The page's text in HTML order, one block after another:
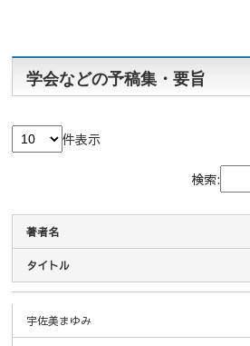
学会などの予稿集・要旨
件表示
検索:
著者名
タイトル
宇佐美まゆみ